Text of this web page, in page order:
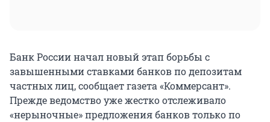
Банк России начал новый этап борьбы с
завышенными ставками банков по депозитам
частных лиц, сообщает газета «Коммерсант».
Прежде ведомство уже жестко отслеживало
«нерыночные» предложения банков только по